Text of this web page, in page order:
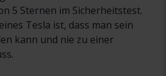
5 Sternen im Sicherheitstest.
Tesla ist, dass man sein
kann und nie zu einer